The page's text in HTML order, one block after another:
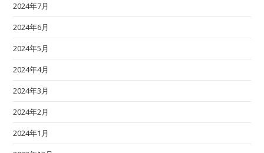
2024年7月
2024年6月
2024年5月
2024年4月
2024年3月
2024年2月
2024年1月